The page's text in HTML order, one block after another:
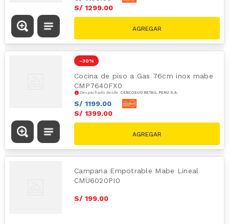
S/ 1299.00
S/1689.00
-30 %
Cocina de piso a Gas 76cm inox mabe
CMP7640FX0
Despachado desde CENCOSUD RETAIL PERÚ S.A.
S/ 1199.00
S/ 1399.00
S/1999.00
Campana Empotrable Mabe Lineal
CMU6020PI0
S/ 199.00